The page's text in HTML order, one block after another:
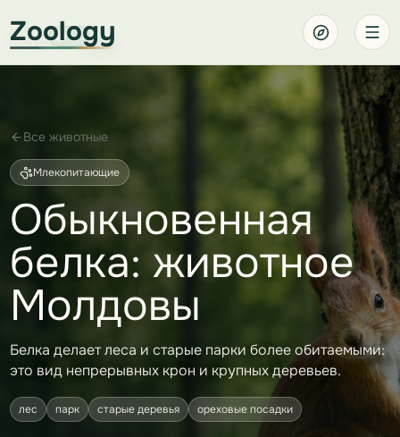
Zoology
Все животные
Млекопитающие
Обыкновенная
белка: животное
Молдовы
Белка делает леса и старые парки более обитаемыми:
это вид непрерывных крон и крупных деревьев.
лес парк старые деревья ореховые посадки